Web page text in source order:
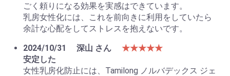
ごく頼りになる効果を実感はできています。
乳房女性化には、これを前向きに利用をしていたら
余計な心配をしてストレスを抱えないです。
2024/10/31
深山 さん
★★★★★
安定した
女性乳房化防止には、Tamilong ノルバデックス ジェ